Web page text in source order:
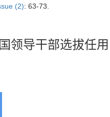
(2): 63-73.
领导干部选拔任